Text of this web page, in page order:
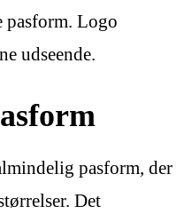
pasform. Logo
udseende.
pasform, der
Det